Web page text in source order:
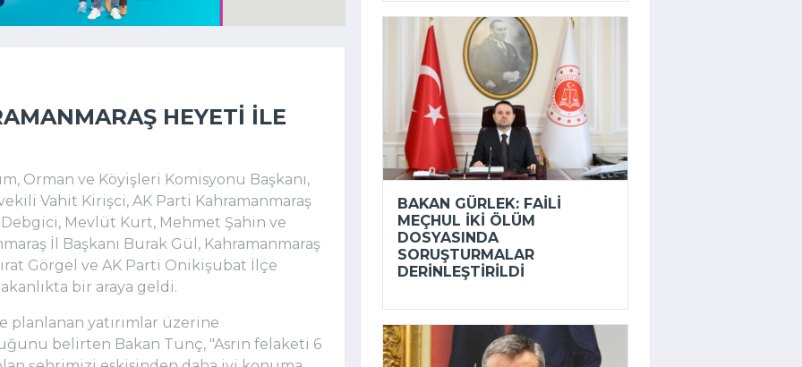
HEYETI ILE
Orman ve Köyişleri Komisyonu Başkanı,
Vahit Kirişci, AK Parti Kahramanmaraş
Mevlüt Kurt, Mehmet Şahin ve
İl Başkanı Burak Gül, Kahramanmaraş
Görgel ve AK Parti Onikişubat İlçe
bir araya geldi.
planlanan yatırımlar üzerine
belirten Bakan Tunç, "Asrın felaketi 6
BAKAN GÜRLEK: FAILI
MEÇHUL IKI ÖLÜM
DOSYASINDA
SORUŞTURMALAR
DERINLEŞTIRILDI